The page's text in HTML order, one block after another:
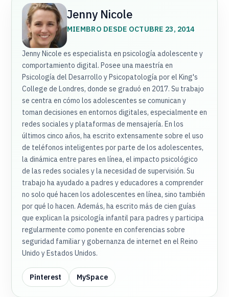
Jenny Nicole
MIEMBRO DESDE OCTUBRE 23, 2014
Jenny Nicole es especialista en psicología adolescente y
comportamiento digital. Posee una maestría en
Psicología del Desarrollo y Psicopatología por el King's
College de Londres, donde se graduó en 2017. Su trabajo
se centra en cómo los adolescentes se comunican y
toman decisiones en entornos digitales, especialmente en
redes sociales y plataformas de mensajería. En los
últimos cinco años, ha escrito extensamente sobre el uso
de teléfonos inteligentes por parte de los adolescentes,
la dinámica entre pares en línea, el impacto psicológico
de las redes sociales y la necesidad de supervisión. Su
trabajo ha ayudado a padres y educadores a comprender
no solo qué hacen los adolescentes en línea, sino también
por qué lo hacen. Además, ha escrito más de cien guías
que explican la psicología infantil para padres y participa
regularmente como ponente en conferencias sobre
seguridad familiar y gobernanza de internet en el Reino
Unido y Estados Unidos.
Pinterest MySpace